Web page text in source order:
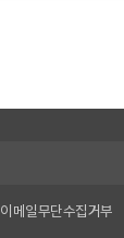
이메일무단수집거부